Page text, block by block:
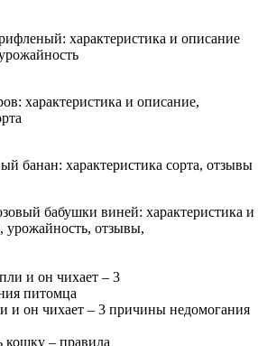
характеристика и описание
характеристика и описание,
банан: характеристика сорта, отзывы
бабушки виней: характеристика и
урожайность, отзывы,
и он чихает – 3 причины недомогания